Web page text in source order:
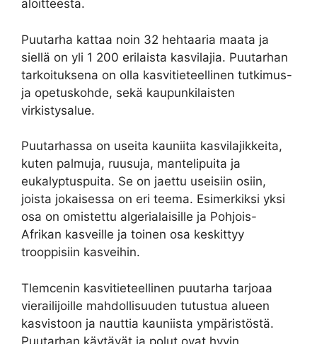
aloitteesta.
Puutarha kattaa noin 32 hehtaaria maata ja
siellä on yli 1 200 erilaista kasvilajia. Puutarhan
tarkoituksena on olla kasvitieteellinen tutkimus-
ja opetuskohde, sekä kaupunkilaisten
virkistysalue.
Puutarhassa on useita kauniita kasvilajikkeita,
kuten palmuja, ruusuja, mantelipuita ja
eukalyptuspuita. Se on jaettu useisiin osiin,
joista jokaisessa on eri teema. Esimerkiksi yksi
osa on omistettu algerialaisille ja Pohjois-
Afrikan kasveille ja toinen osa keskittyy
trooppisiin kasveihin.
Tlemcenin kasvitieteellinen puutarha tarjoaa
vierailijoille mahdollisuuden tutustua alueen
kasvistoon ja nauttia kauniista ympäristöstä.
Puutarhan käytävät ja polut ovat hyvin